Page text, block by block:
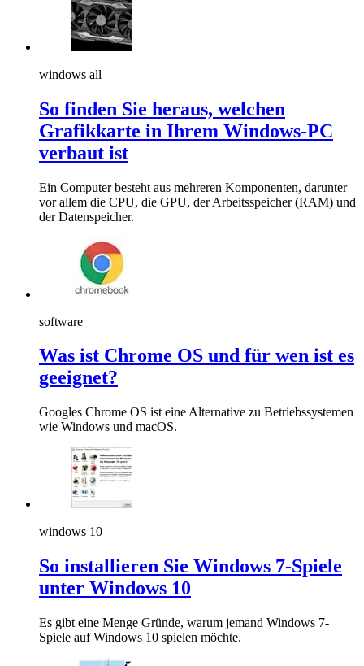
windows all
So finden Sie heraus, welchen
Grafikkarte in Ihrem Windows-PC
verbaut ist
Ein Computer besteht aus mehreren Komponenten, darunter
vor allem die CPU, die GPU, der Arbeitsspeicher (RAM) und
der Datenspeicher.
software
Was ist Chrome OS und für wen ist es
geeignet?
Googles Chrome OS ist eine Alternative zu Betriebssystemen
wie Windows und macOS.
windows 10
So installieren Sie Windows 7-Spiele
unter Windows 10
Es gibt eine Menge Gründe, warum jemand Windows 7-
Spiele auf Windows 10 spielen möchte.